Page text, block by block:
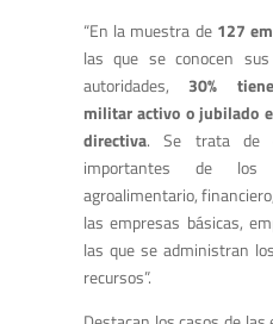
“En la muestra de 127
las que se conocen
autoridades, 30%
militar activo o jubilado
directiva. Se trata de
importantes de los
agroalimentario,
las empresas básicas,
las que se administran
recursos”.